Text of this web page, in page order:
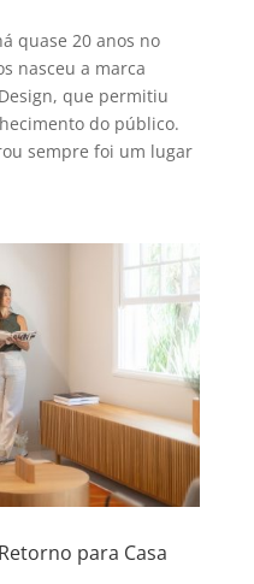
quase 20 anos no
nasceu a marca
que permitiu
do público.
sempre foi um lugar
para Casa